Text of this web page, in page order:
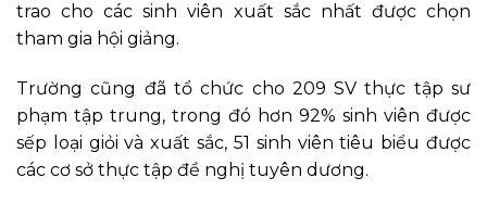
trao cho các sinh viên xuất sắc nhất được chọn
tham gia hội giảng.
Trường cũng đã tổ chức cho 209 SV thực tập sư
phạm tập trung, trong đó hơn 92% sinh viên được
sếp loại giỏi và xuất sắc, 51 sinh viên tiêu biểu được
các cơ sở thực tập đề nghị tuyên dương.